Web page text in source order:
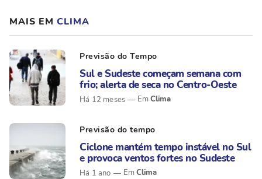
MAIS EM CLIMA
Previsão do Tempo
Sul e Sudeste começam semana com
frio; alerta de seca no Centro-Oeste
Há 12 meses Clima
Previsão do tempo
Ciclone mantém tempo instável no Sul
e provoca ventos fortes no Sudeste
Há 1 ano Clima